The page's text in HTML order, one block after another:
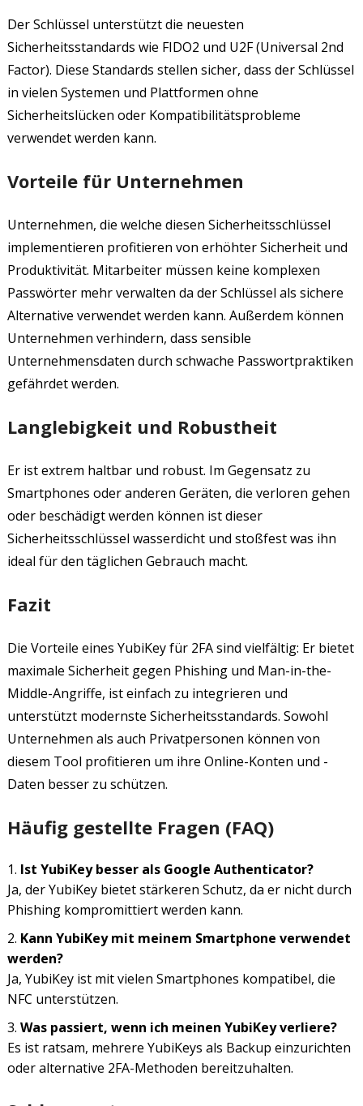
Der Schlüssel unterstützt die neuesten
Sicherheitsstandards wie FIDO2 und U2F (Universal 2nd
Factor). Diese Standards stellen sicher, dass der Schlüssel
in vielen Systemen und Plattformen ohne
Sicherheitslücken oder Kompatibilitätsprobleme
verwendet werden kann.
Vorteile für Unternehmen
Unternehmen, die welche diesen Sicherheitsschlüssel
implementieren profitieren von erhöhter Sicherheit und
Produktivität. Mitarbeiter müssen keine komplexen
Passwörter mehr verwalten da der Schlüssel als sichere
Alternative verwendet werden kann. Außerdem können
Unternehmen verhindern, dass sensible
Unternehmensdaten durch schwache Passwortpraktiken
gefährdet werden.
Langlebigkeit und Robustheit
Er ist extrem haltbar und robust. Im Gegensatz zu
Smartphones oder anderen Geräten, die verloren gehen
oder beschädigt werden können ist dieser
Sicherheitsschlüssel wasserdicht und stoßfest was ihn
ideal für den täglichen Gebrauch macht.
Fazit
Die Vorteile eines YubiKey für 2FA sind vielfältig: Er bietet
maximale Sicherheit gegen Phishing und Man-in-the-
Middle-Angriffe, ist einfach zu integrieren und
unterstützt modernste Sicherheitsstandards. Sowohl
Unternehmen als auch Privatpersonen können von
diesem Tool profitieren um ihre Online-Konten und -
Daten besser zu schützen.
Häufig gestellte Fragen (FAQ)
Ist YubiKey besser als Google Authenticator?
Ja, der YubiKey bietet stärkeren Schutz, da er nicht durch
Phishing kompromittiert werden kann.
Kann YubiKey mit meinem Smartphone verwendet
werden?
Ja, YubiKey ist mit vielen Smartphones kompatibel, die
NFC unterstützen.
Was passiert, wenn ich meinen YubiKey verliere?
Es ist ratsam, mehrere YubiKeys als Backup einzurichten
oder alternative 2FA-Methoden bereitzuhalten.